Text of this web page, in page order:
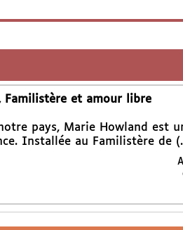
Familistère et amour libre
pays, Marie Howland est
Installée au Familistère de